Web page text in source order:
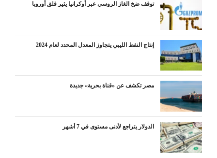
توقف ضخ الغاز الروسي عبر أوكرانيا يثير قلق أوروبا
إنتاج النفط الليبي يتجاوز المعدل المحدد لعام 2024
مصر تكشف عن «قناة بحرية» جديدة
الدولار يتراجع لأدنى مستوى في 7 أشهر